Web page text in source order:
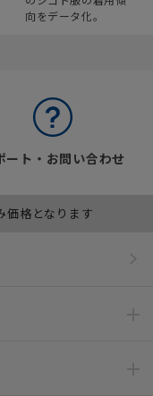
向をデータ化。
ート・お問い合わせ
価格となります